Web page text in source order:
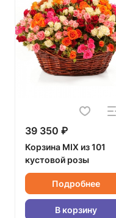
39 350 ₽
Корзина MIX из 101
кустовой розы
Подробнее
В корзину